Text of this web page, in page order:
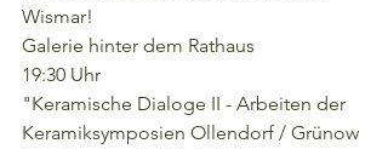
Wismar!
Galerie hinter dem Rathaus
19:30 Uhr
"Keramische Dialoge II - Arbeiten der
Keramiksymposien Ollendorf / Grünow